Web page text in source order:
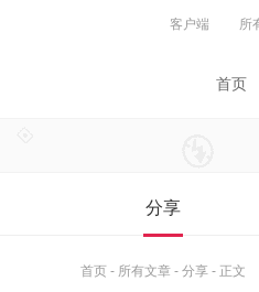
客户端 所
首页
分享
首页 - 所有文章 - 分享 - 正文